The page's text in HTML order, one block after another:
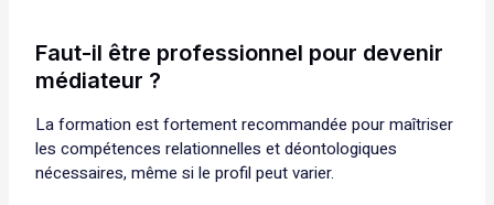
Faut-il être professionnel pour devenir
médiateur ?
La formation est fortement recommandée pour maîtriser
les compétences relationnelles et déontologiques
nécessaires, même si le profil peut varier.